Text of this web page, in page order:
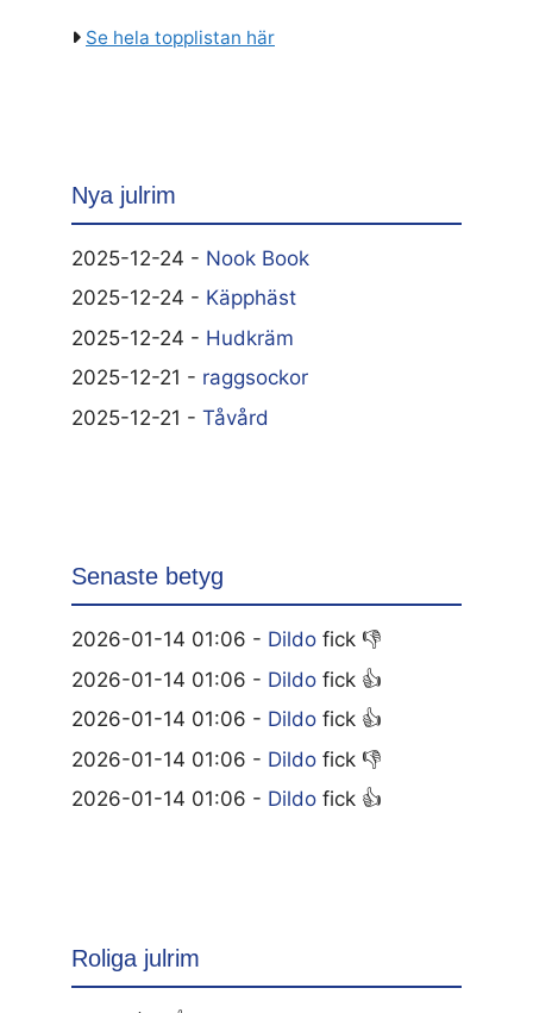
Se hela topplistan här
Nya julrim
2025-12-24 - Nook Book
2025-12-24 - Käpphäst
2025-12-24 - Hudkräm
2025-12-21 - raggsockor
2025-12-21 - Tåvård
Senaste betyg
2026-01-14 01:06 - Dildo fick 👎
2026-01-14 01:06 - Dildo fick 👍
2026-01-14 01:06 - Dildo fick 👍
2026-01-14 01:06 - Dildo fick 👎
2026-01-14 01:06 - Dildo fick 👍
Roliga julrim